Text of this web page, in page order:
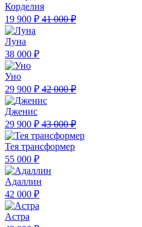
Корделия
19 900 ₽ 41 000 ₽
Луна
38 000 ₽
Уно
29 900 ₽ 42 000 ₽
Дженис
29 900 ₽ 43 000 ₽
Тея трансформер
55 000 ₽
Адаллин
42 000 ₽
Астра